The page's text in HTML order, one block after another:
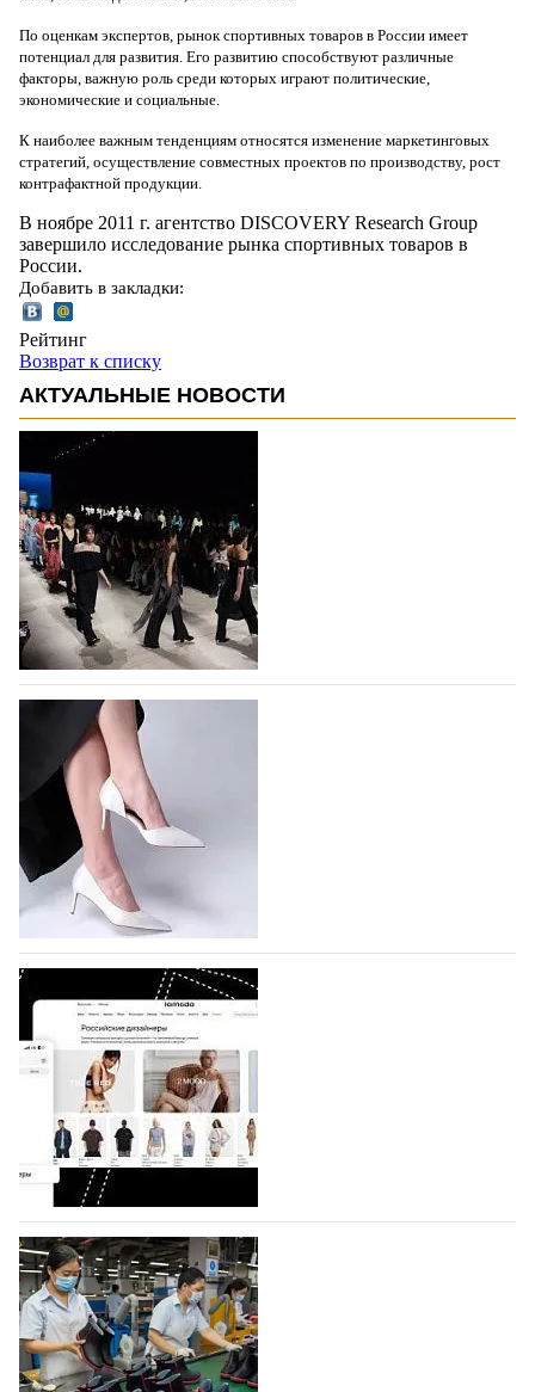
По оценкам экспертов, рынок спортивных товаров в России имеет
потенциал для развития. Его развитию способствуют различные
факторы, важную роль среди которых играют политические,
экономические и социальные.
К наиболее важным тенденциям относятся изменение маркетинговых
стратегий, осуществление совместных проектов по производству, рост
контрафактной продукции.
В ноябре 2011 г. агентство DISCOVERY Research Group
завершило исследование рынка спортивных товаров в
России.
Добавить в закладки:
Рейтинг
Возврат к списку
АКТУАЛЬНЫЕ НОВОСТИ
На участие в Московской неделе моды
подано 1047 заявок
На участие в седьмой Московской неделе моды,
которая пройдет в российской столице с 26 сентября
по 1 октября, уже подано 1047 заявок. Примерно
половину из них (494) прислали дизайнеры,
коллекции которых не были представлены в…
07.08.2026 575
BALLINA представит свои новинки на Euro
Shoes
Компания BALLINA Guangzhou Lihuang Footwear
Co., Ltd., основанная в 2011 году и расположенная в
Гуанчжоу, столице моды Китая, является
профессиональной обувной компанией,
объединяющей разработку, производство и…
07.08.2026 428
На платформе Lamoda - новый раздел и
условия продвижения локальных
дизайнерских марок
Российский маркетплейс Lamoda решил обновить